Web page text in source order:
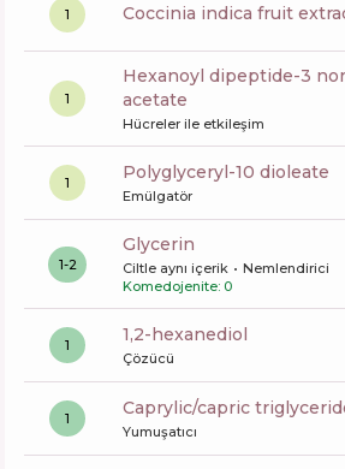
1 coccinia indica fruit
1
hexanoyl dipeptide-3 norleucine
acetate
Hücreler ile etkileşim
1 polyglyceryl-10 dioleate
Emülgatör
1-2
glycerin
Ciltle aynı içerik
Nemlendirici
Komedojenite: 0
1 1,2-hexanediol
Çözücü
1 caprylic/capric
Yumuşatıcı